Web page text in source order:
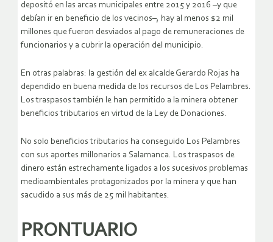
depositó en las arcas municipales entre 2015 y 2016 –y que
debían ir en beneficio de los vecinos–, hay al menos $2 mil
millones que fueron desviados al pago de remuneraciones de
funcionarios y a cubrir la operación del municipio.
En otras palabras: la gestión del ex alcalde Gerardo Rojas ha
dependido en buena medida de los recursos de Los Pelambres.
Los traspasos también le han permitido a la minera obtener
beneficios tributarios en virtud de la Ley de Donaciones.
No solo beneficios tributarios ha conseguido Los Pelambres
con sus aportes millonarios a Salamanca. Los traspasos de
dinero están estrechamente ligados a los sucesivos problemas
medioambientales protagonizados por la minera y que han
sacudido a sus más de 25 mil habitantes.
PRONTUARIO